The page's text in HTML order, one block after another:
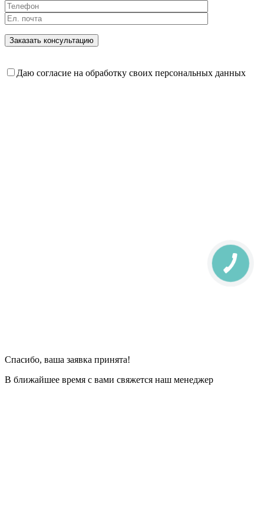
Даю согласие на обработку своих персональных данных
Спасибо, ваша заявка принята!
В ближайшее время с вами свяжется наш менеджер